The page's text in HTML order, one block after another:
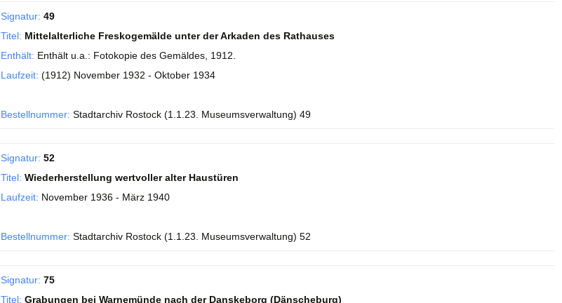
Signatur: 49
Titel: Mittelalterliche Freskogemälde unter der Arkaden des Rathauses
Enthält: Enthält u.a.: Fotokopie des Gemäldes, 1912.
Laufzeit: (1912) November 1932 - Oktober 1934
Bestellnummer: Stadtarchiv Rostock (1.1.23. Museumsverwaltung) 49
Signatur: 52
Titel: Wiederherstellung wertvoller alter Haustüren
Laufzeit: November 1936 - März 1940
Bestellnummer: Stadtarchiv Rostock (1.1.23. Museumsverwaltung) 52
Signatur: 75
Titel: Grabungen bei Warnemünde nach der Danskeborg (Dänscheburg)